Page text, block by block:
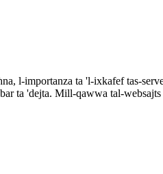
l-importanza ta 'l-ixkafef tas-
ta 'dejta. Mill-qawwa tal-